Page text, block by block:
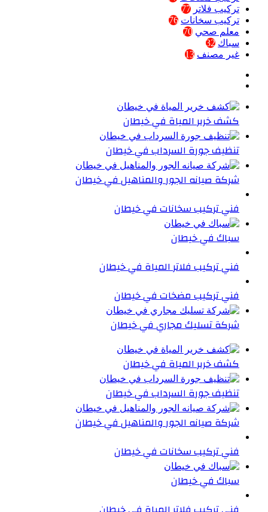
تركيب فلاتر 77
تركيب سخانات 76
معلم صحي 70
سباك 32
غير مصنف 13
كشف خرير المياة في خيطان
تنظيف جورة السرداب في خيطان
شركة صيانه الجور والمناهيل في خيطان
فني تركيب سخانات في خيطان
سباك في خيطان
فني تركيب فلاتر المياة في خيطان
فني تركيب مضخات في خيطان
شركة تسليك مجاري في خيطان
كشف خرير المياة في خيطان
تنظيف جورة السرداب في خيطان
شركة صيانه الجور والمناهيل في خيطان
فني تركيب سخانات في خيطان
سباك في خيطان